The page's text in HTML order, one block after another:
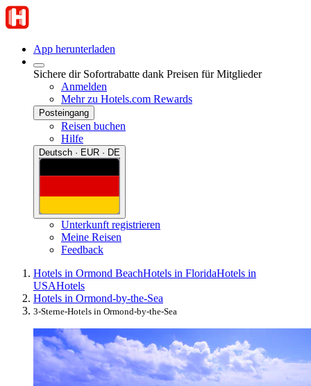
App herunterladen
Sichere dir Sofortrabatte dank Preisen für Mitglieder
Anmelden
Mehr zu Hotels.com Rewards
Posteingang
Reisen buchen
Hilfe
Deutsch · EUR · DE
Unterkunft registrieren
Meine Reisen
Feedback
Hotels in Ormond BeachHotels in FloridaHotels in
USAHotels
Hotels in Ormond-by-the-Sea
3-Sterne-Hotels in Ormond-by-the-Sea